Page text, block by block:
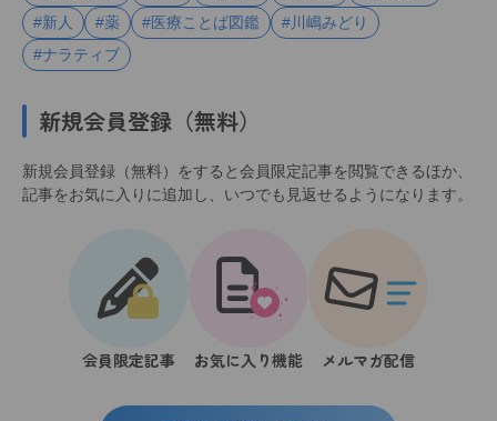
#新人
#薬 #医療ことば図鑑
#川嶋みどり
#ナラティブ
新規会員登録（無料）
新規会員登録（無料）をすると会員限定記事を閲覧できるほか、
記事をお気に入りに追加し、いつでも見返せるようになります。
会員限定記事 お気に入り機能 メルマガ配信